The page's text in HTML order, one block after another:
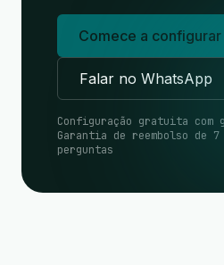
Comece a configurar
Falar no WhatsApp
Configuração gratuita com
Garantia de reembolso de
perguntas